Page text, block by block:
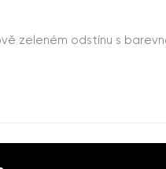
zeleném odstínu s